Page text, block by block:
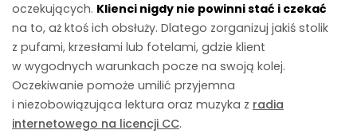
oczekujących. Klienci nigdy nie powinni stać i czekać
na to, aż ktoś ich obsłuży. Dlatego zorganizuj jakiś stolik
z pufami, krzesłami lub fotelami, gdzie klient
w wygodnych warunkach pocze na swoją kolej.
Oczekiwanie pomoże umilić przyjemna
i niezobowiązująca lektura oraz muzyka z radia
internetowego na licencji CC.